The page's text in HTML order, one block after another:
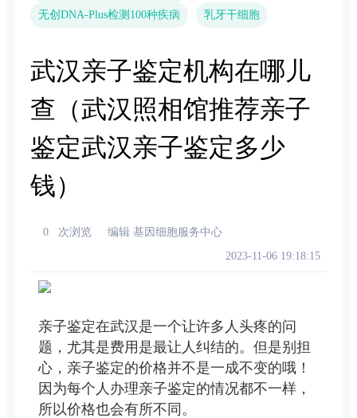
无创DNA-Plus检测100种疾病 乳牙干细胞
武汉亲子鉴定机构在哪儿
查（武汉照相馆推荐亲子
鉴定武汉亲子鉴定多少
钱）
0 次浏览
编辑 基因细胞服务中心
2023-11-06 19:18:15
亲子鉴定在武汉是一个让许多人头疼的问
题，尤其是费用是最让人纠结的。但是别担
心，亲子鉴定的价格并不是一成不变的哦！
因为每个人办理亲子鉴定的情况都不一样，
所以价格也会有所不同。